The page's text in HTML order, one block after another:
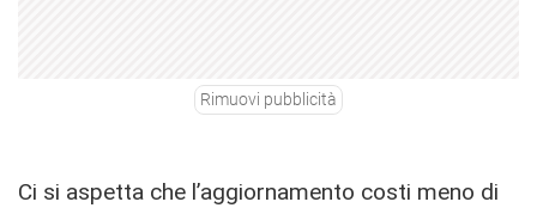
Rimuovi pubblicità
Ci si aspetta che l’aggiornamento costi meno di